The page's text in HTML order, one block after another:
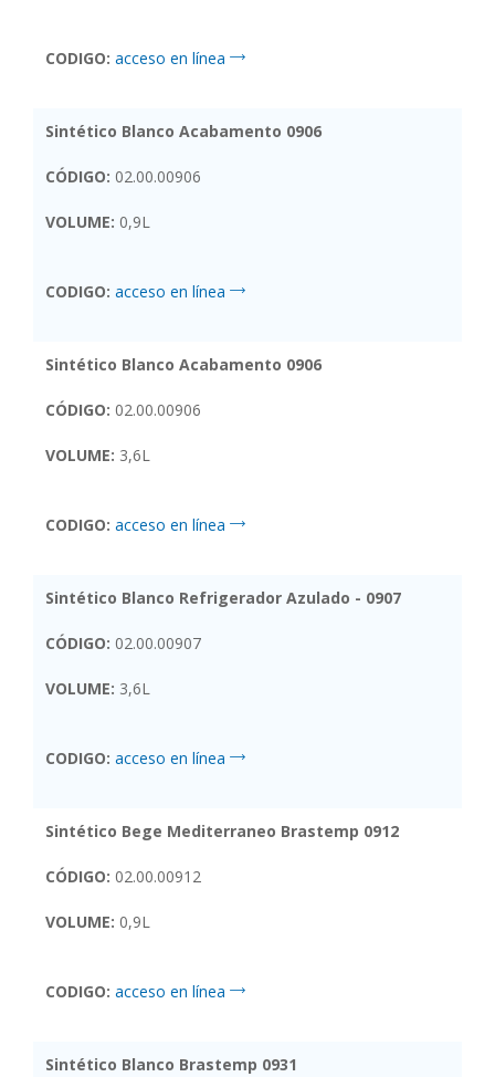
CODIGO: acceso en línea
Sintético Blanco Acabamento 0906
CÓDIGO: 02.00.00906
VOLUME: 0,9L
CODIGO: acceso en línea
Sintético Blanco Acabamento 0906
CÓDIGO: 02.00.00906
VOLUME: 3,6L
CODIGO: acceso en línea
Sintético Blanco Refrigerador Azulado - 0907
CÓDIGO: 02.00.00907
VOLUME: 3,6L
CODIGO: acceso en línea
Sintético Bege Mediterraneo Brastemp 0912
CÓDIGO: 02.00.00912
VOLUME: 0,9L
CODIGO: acceso en línea
Sintético Blanco Brastemp 0931